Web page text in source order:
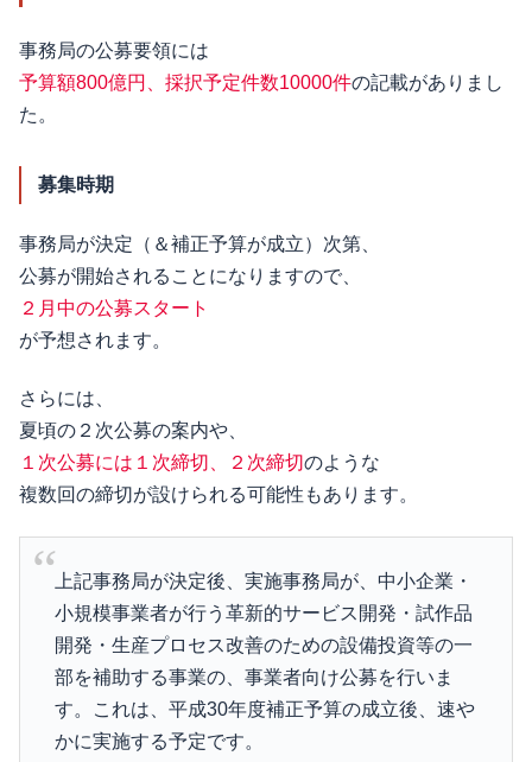
事務局の公募要領には
予算額800億円、採択予定件数10000件の記載がありまし
た。
募集時期
事務局が決定（＆補正予算が成立）次第、
公募が開始されることになりますので、
２月中の公募スタート
が予想されます。
さらには、
夏頃の２次公募の案内や、
１次公募には１次締切、２次締切のような
複数回の締切が設けられる可能性もあります。
上記事務局が決定後、実施事務局が、中小企業・
小規模事業者が行う革新的サービス開発・試作品
開発・生産プロセス改善のための設備投資等の一
部を補助する事業の、事業者向け公募を行いま
す。これは、平成30年度補正予算の成立後、速や
かに実施する予定です。